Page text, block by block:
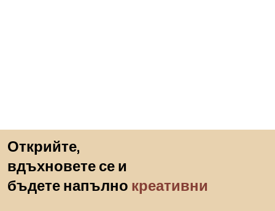
Открийте,
вдъхновете се и
бъдете напълно креативни